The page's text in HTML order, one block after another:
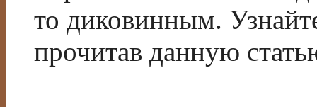
то диковинным.
прочитав данную